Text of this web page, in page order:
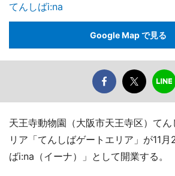
てんしばi:na
Google Map で見る
天王寺動物園（大阪市天王寺区）て
リア「てんしばゲートエリア」が11
ばi:na（イーナ）」として開業する。